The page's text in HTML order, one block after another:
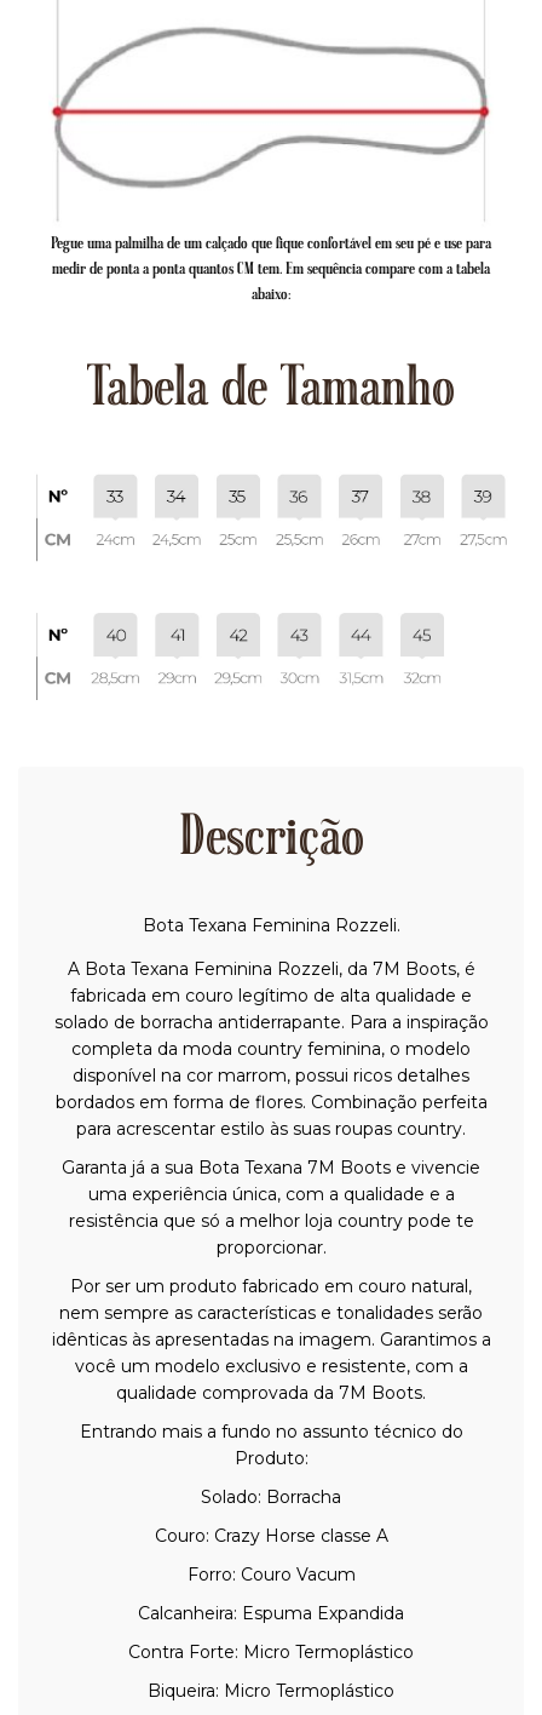
Pegue uma palmilha de um calçado que fique confortável em seu pé e use para
medir de ponta a ponta quantos CM tem. Em sequência compare com a tabela
abaixo:
Tabela de Tamanho
Descrição
Bota Texana Feminina Rozzeli.
A Bota Texana Feminina Rozzeli, da 7M Boots, é
fabricada em couro legítimo de alta qualidade e
solado de borracha antiderrapante. Para a inspiração
completa da moda country feminina, o modelo
disponível na cor marrom, possui ricos detalhes
bordados em forma de flores. Combinação perfeita
para acrescentar estilo às suas roupas country.
Garanta já a sua Bota Texana 7M Boots e vivencie
uma experiência única, com a qualidade e a
resistência que só a melhor loja country pode te
proporcionar.
Por ser um produto fabricado em couro natural,
nem sempre as características e tonalidades serão
idênticas às apresentadas na imagem. Garantimos a
você um modelo exclusivo e resistente, com a
qualidade comprovada da 7M Boots.
Entrando mais a fundo no assunto técnico do
Produto:
Solado: Borracha
Couro: Crazy Horse classe A
Forro: Couro Vacum
Calcanheira: Espuma Expandida
Contra Forte: Micro Termoplástico
Biqueira: Micro Termoplástico